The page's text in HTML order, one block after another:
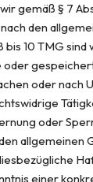
gemäß § 7
den
10 TMG sind
oder nach
oder
allgemeinen
einer